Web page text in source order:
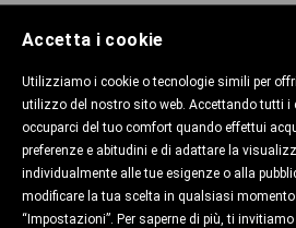
Accetta i cookie
Utilizziamo i cookie o tecnologie simili per
utilizzo del nostro sito web. Accettando tutti i
occuparci del tuo comfort quando effettui
preferenze e abitudini e di adattare la
individualmente alle tue esigenze o alla
modificare la tua scelta in qualsiasi
“Impostazioni”. Per saperne di più, ti invitiamo